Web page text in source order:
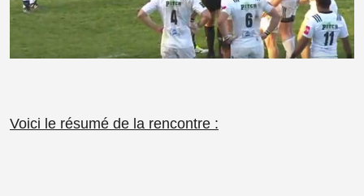
Voici le résumé de la rencontre :